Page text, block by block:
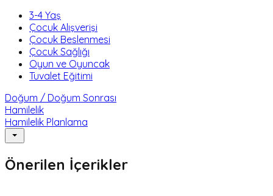
3-4 Yaş
Çocuk Alışverişi
Çocuk Beslenmesi
Çocuk Sağlığı
Oyun ve Oyuncak
Tuvalet Eğitimi
Doğum / Doğum Sonrası
Hamilelik
Hamilelik Planlama
Önerilen İçerikler